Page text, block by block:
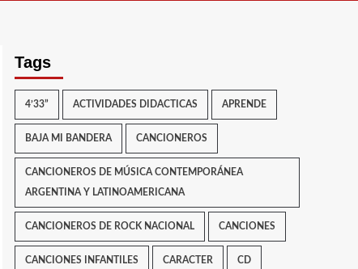
Tags
4’33” ACTIVIDADES DIDACTICAS APRENDE
BAJA MI BANDERA CANCIONEROS
CANCIONEROS DE MÚSICA CONTEMPORÁNEA
ARGENTINA Y LATINOAMERICANA
CANCIONEROS DE ROCK NACIONAL CANCIONES
CANCIONES INFANTILES CARACTER CD